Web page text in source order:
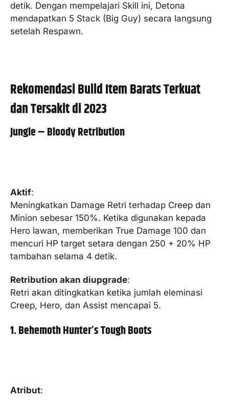
detik. Dengan mempelajari Skill ini, Detona
mendapatkan 5 Stack (Big Guy) secara langsung
setelah Respawn.
Rekomendasi Build Item Barats Terkuat
dan Tersakit di 2023
Jungle – Bloody Retribution
Aktif:
Meningkatkan Damage Retri terhadap Creep dan
Minion sebesar 150%. Ketika digunakan kepada
Hero lawan, memberikan True Damage 100 dan
mencuri HP target setara dengan 250 + 20% HP
tambahan selama 4 detik.
Retribution akan diupgrade:
Retri akan ditingkatkan ketika jumlah eleminasi
Creep, Hero, dan Assist mencapai 5.
1. Behemoth Hunter’s Tough Boots
Atribut: